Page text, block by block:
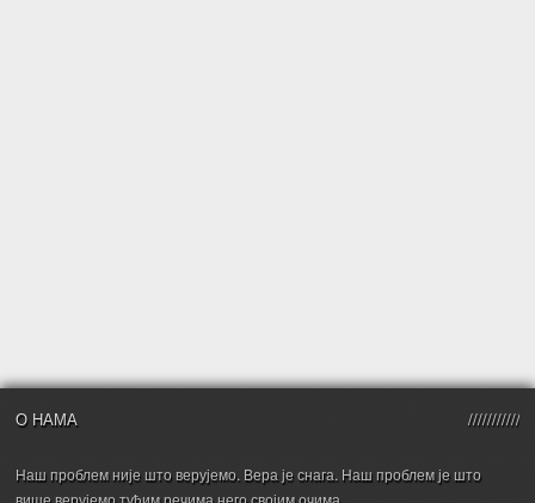
О НАМА
Наш проблем није што верујемо. Вера је снага. Наш проблем је што